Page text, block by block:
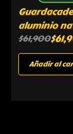
aluminio
$61,900$
Añadir al